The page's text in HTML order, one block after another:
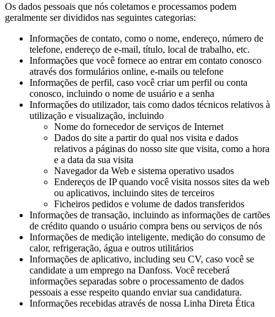
Os dados pessoais que nós coletamos e processamos podem
geralmente ser divididos nas seguintes categorias:
Informações de contato, como o nome, endereço, número de
telefone, endereço de e-mail, título, local de trabalho, etc.
Informações que você fornece ao entrar em contato conosco
através dos formulários online, e-mails ou telefone
Informações de perfil, caso você criar um perfil ou conta
conosco, incluindo o nome de usuário e a senha
Informações do utilizador, tais como dados técnicos relativos à
utilização e visualização, incluindo
Nome do fornecedor de serviços de Internet
Dados do site a partir do qual nos visita e dados
relativos a páginas do nosso site que visita, como a hora
e a data da sua visita
Navegador da Web e sistema operativo usados
Endereços de IP quando você visita nossos sites da web
ou aplicativos, incluindo sites de terceiros
Ficheiros pedidos e volume de dados transferidos
Informações de transação, incluindo as informações de cartões
de crédito quando o usuário compra bens ou serviços de nós
Informações de medição inteligente, medição do consumo de
calor, refrigeração, água e outros utilitários
Informações de aplicativo, including seu CV, caso você se
candidate a um emprego na Danfoss. Você receberá
informações separadas sobre o processamento de dados
pessoais a esse respeito quando enviar sua candidatura.
Informações recebidas através de nossa Linha Direta Ética